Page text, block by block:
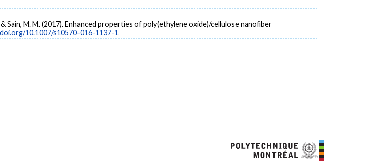
& Sain, M. M. (2017). Enhanced properties of poly(ethylene oxide)/cellulose nanofiber
10.1007/s10570-016-1137-1